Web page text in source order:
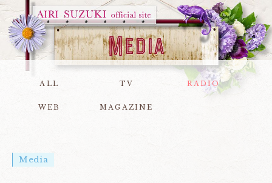
ALL TV RADIO
WEB MAGAZINE
Media